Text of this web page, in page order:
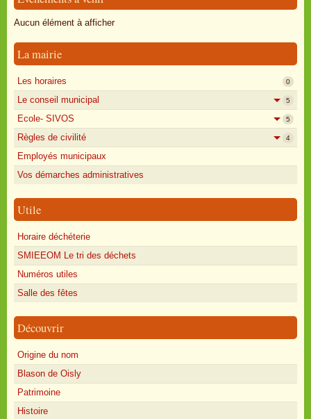
Oisly autrefois
Annonces
Aucun élément à afficher
La mairie
Les horaires 0
Le conseil municipal 5
Ecole- SIVOS 5
Règles de civilité 4
Employés municipaux
Vos démarches administratives
Utile
Horaire déchéterie
SMIEEOM Le tri des déchets
Numéros utiles
Salle des fêtes
Découvrir
Origine du nom
Blason de Oisly
Patrimoine
Histoire